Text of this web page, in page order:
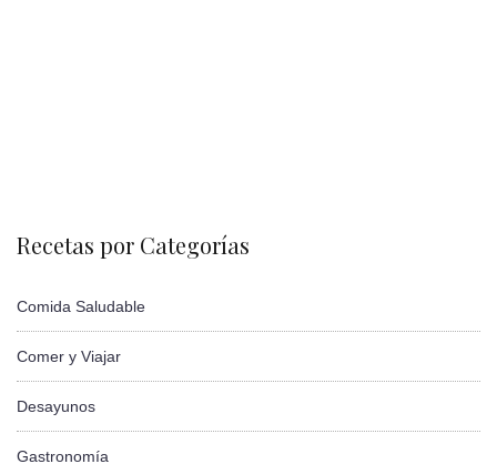
Recetas por Categorías
Comida Saludable
Comer y Viajar
Desayunos
Gastronomía